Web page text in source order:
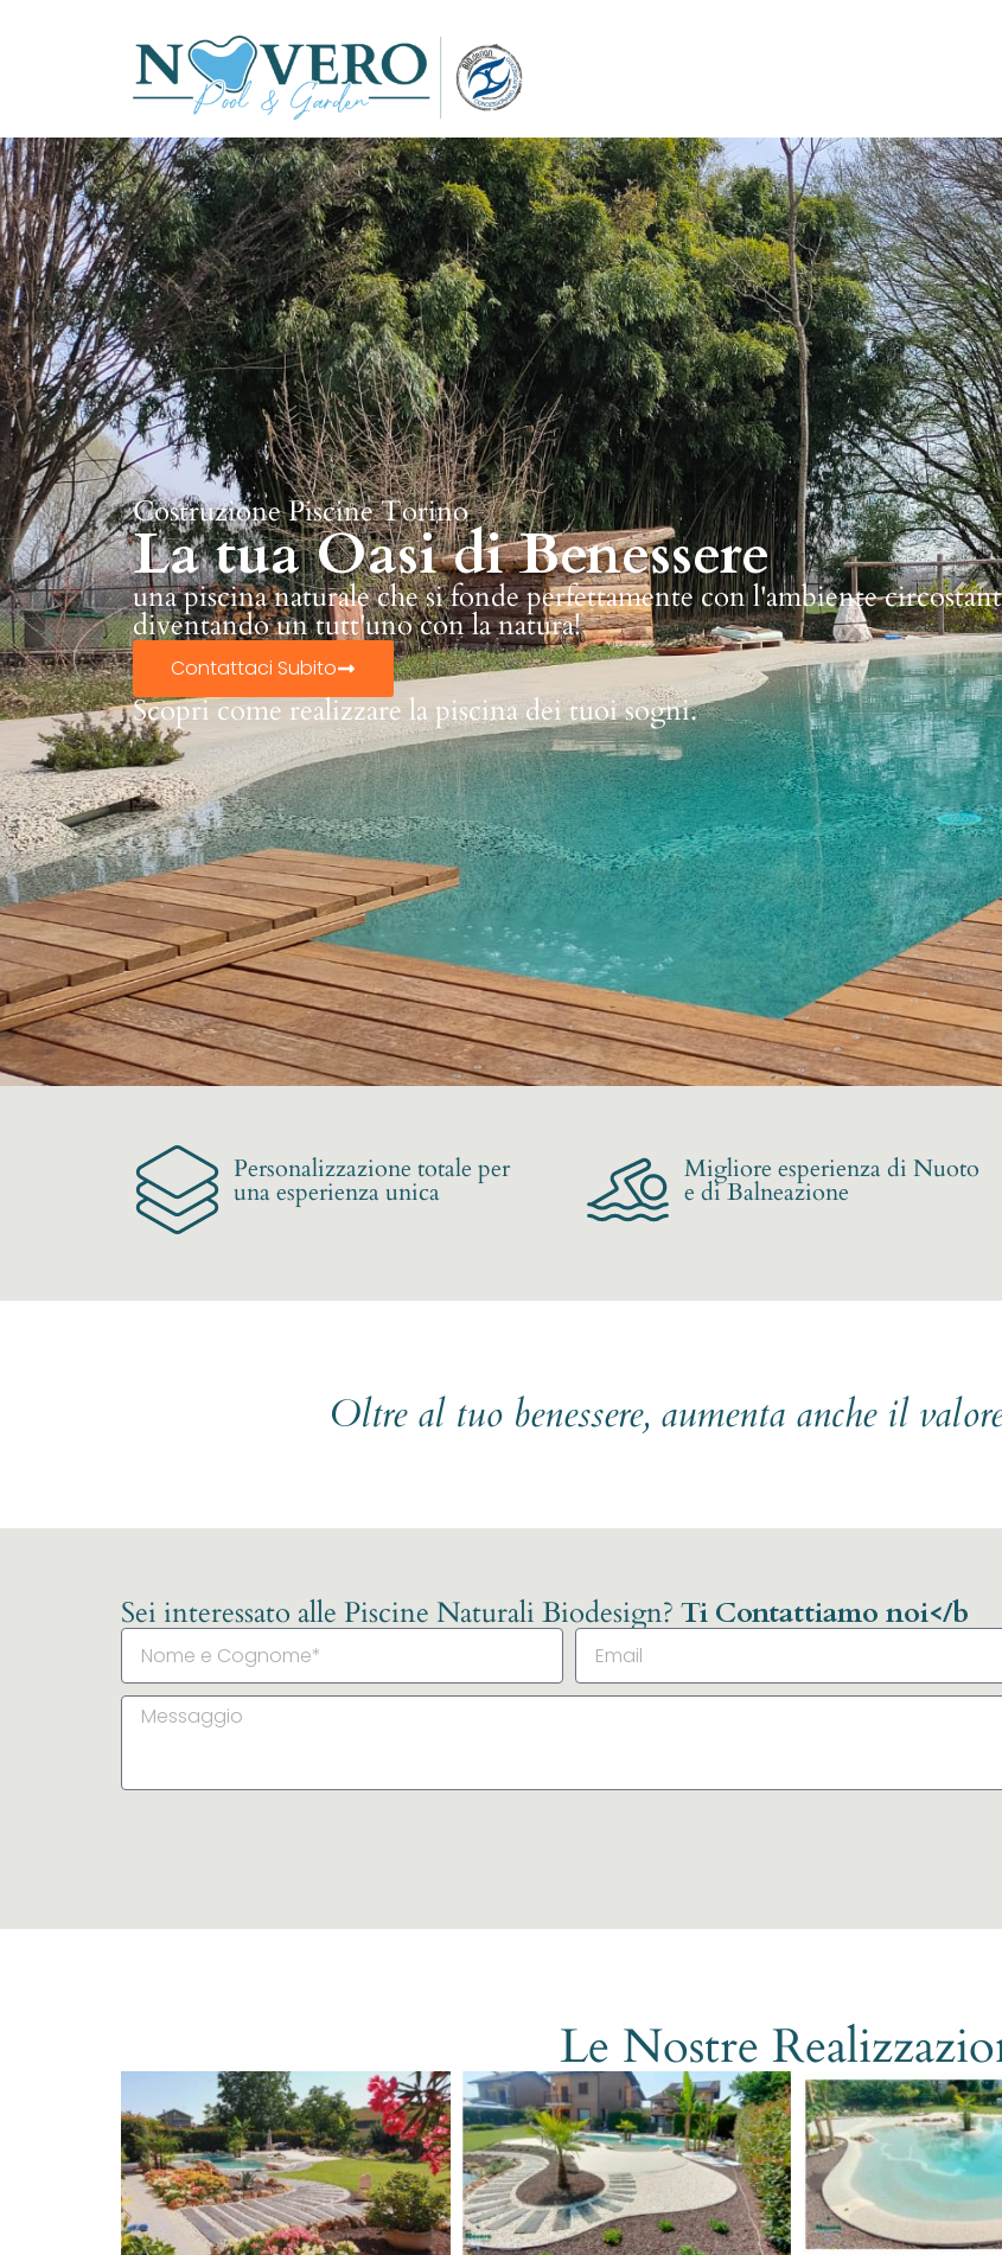
Costruzione Piscine Torino
La tua Oasi di Benessere
una piscina naturale che si fonde perfettamente con l'ambiente
diventando un tutt'uno con la natura!
Contattaci Subito
Scopri come realizzare la piscina dei tuoi sogni.
Personalizzazione totale per
una esperienza unica
Migliore esperienza di Nuoto
e di Balneazione
Oltre al tuo benessere, aumenta anche il
Sei interessato alle Piscine Naturali Biodesign? Ti Contattiamo noi</b
Le Nostre